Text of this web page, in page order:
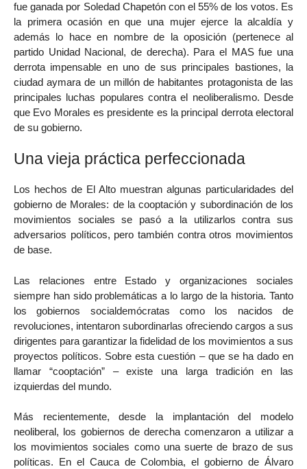
fue ganada por Soledad Chapetón con el 55% de los votos. Es
la primera ocasión en que una mujer ejerce la alcaldía y
además lo hace en nombre de la oposición (pertenece al
partido Unidad Nacional, de derecha). Para el MAS fue una
derrota impensable en uno de sus principales bastiones, la
ciudad aymara de un millón de habitantes protagonista de las
principales luchas populares contra el neoliberalismo. Desde
que Evo Morales es presidente es la principal derrota electoral
de su gobierno.
Una vieja práctica perfeccionada
Los hechos de El Alto muestran algunas particularidades del
gobierno de Morales: de la cooptación y subordinación de los
movimientos sociales se pasó a la utilizarlos contra sus
adversarios políticos, pero también contra otros movimientos
de base.
Las relaciones entre Estado y organizaciones sociales
siempre han sido problemáticas a lo largo de la historia. Tanto
los gobiernos socialdemócratas como los nacidos de
revoluciones, intentaron subordinarlas ofreciendo cargos a sus
dirigentes para garantizar la fidelidad de los movimientos a sus
proyectos políticos. Sobre esta cuestión – que se ha dado en
llamar “cooptación” – existe una larga tradición en las
izquierdas del mundo.
Más recientemente, desde la implantación del modelo
neoliberal, los gobiernos de derecha comenzaron a utilizar a
los movimientos sociales como una suerte de brazo de sus
políticas. En el Cauca de Colombia, el gobierno de Álvaro